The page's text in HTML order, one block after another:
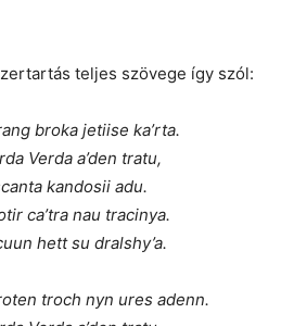
teljes szövege így szól:
broka jetiise ka’rta.
Verda a’den tratu,
kandosii adu.
ca’tra nau tracinya.
hett su dralshy’a.
troch nyn ures adenn.